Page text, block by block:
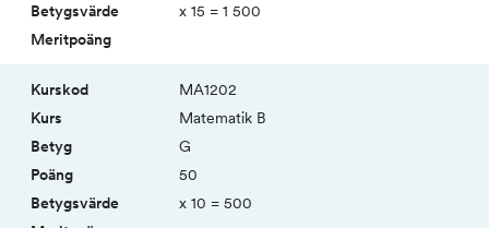
x 15 = 1 500
MA1202
Matematik B
G
50
x 10 = 500